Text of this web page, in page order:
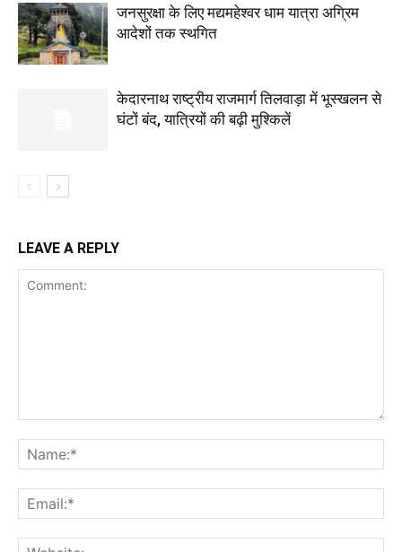
जनसुरक्षा के लिए मद्यमहेश्वर धाम यात्रा अग्रिम
आदेशों तक स्थगित
केदारनाथ राष्ट्रीय राजमार्ग तिलवाड़ा में भूस्खलन से
घंटों बंद, यात्रियों की बढ़ी मुश्किलें
LEAVE A REPLY